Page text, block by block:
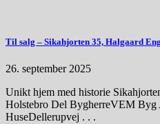
Til salg – Sikahjorten 35, Halgaard
26. september 2025
Unikt hjem med historie
Holstebro Del BygherreVEM
HuseDellerupvej . . .